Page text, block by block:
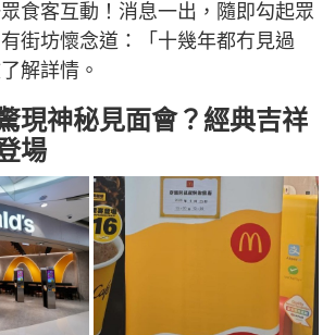
食客互動！消息一出，隨即勾起眾
街坊懷念道：「十幾年都冇見過
解詳情。
現神秘見面會？經典吉祥
場